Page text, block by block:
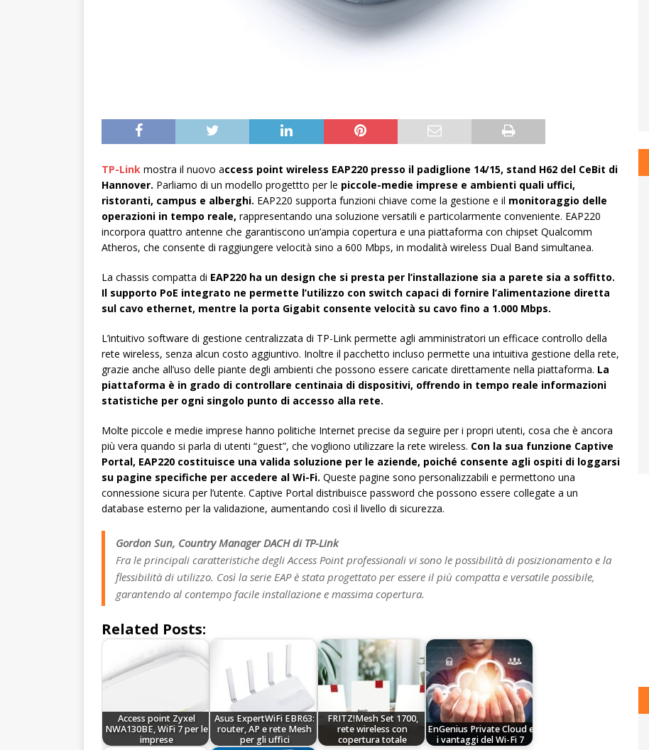
TP-Link mostra il nuovo access point wireless EAP220 presso il padiglione 14/15, stand H62 del CeBit di
Hannover. Parliamo di un modello progettto per le piccole-medie imprese e ambienti quali uffici,
ristoranti, campus e alberghi. EAP220 supporta funzioni chiave come la gestione e il monitoraggio delle
operazioni in tempo reale, rappresentando una soluzione versatili e particolarmente conveniente. EAP220
incorpora quattro antenne che garantiscono un’ampia copertura e una piattaforma con chipset Qualcomm
Atheros, che consente di raggiungere velocità sino a 600 Mbps, in modalità wireless Dual Band simultanea.
La chassis compatta di EAP220 ha un design che si presta per l’installazione sia a parete sia a soffitto.
Il supporto PoE integrato ne permette l’utilizzo con switch capaci di fornire l’alimentazione diretta
sul cavo ethernet, mentre la porta Gigabit consente velocità su cavo fino a 1.000 Mbps.
L’intuitivo software di gestione centralizzata di TP-Link permette agli amministratori un efficace controllo della
rete wireless, senza alcun costo aggiuntivo. Inoltre il pacchetto incluso permette una intuitiva gestione della rete,
grazie anche all’uso delle piante degli ambienti che possono essere caricate direttamente nella piattaforma. La
piattaforma è in grado di controllare centinaia di dispositivi, offrendo in tempo reale informazioni
statistiche per ogni singolo punto di accesso alla rete.
Molte piccole e medie imprese hanno politiche Internet precise da seguire per i propri utenti, cosa che è ancora
più vera quando si parla di utenti “guest”, che vogliono utilizzare la rete wireless. Con la sua funzione Captive
Portal, EAP220 costituisce una valida soluzione per le aziende, poiché consente agli ospiti di loggarsi
su pagine specifiche per accedere al Wi-Fi. Queste pagine sono personalizzabili e permettono una
connessione sicura per l’utente. Captive Portal distribuisce password che possono essere collegate a un
database esterno per la validazione, aumentando così il livello di sicurezza.
Gordon Sun, Country Manager DACH di TP-Link
Fra le principali caratteristiche degli Access Point professionali vi sono le possibilità di posizionamento e la
flessibilità di utilizzo. Così la serie EAP è stata progettato per essere il più compatta e versatile possibile,
garantendo al contempo facile installazione e massima copertura.
Related Posts:
Access point Zyxel
NWA130BE, WiFi 7 per le
imprese
Asus ExpertWiFi EBR63:
router, AP e rete Mesh
per gli uffici
FRITZ!Mesh Set 1700,
rete wireless con
copertura totale
EnGenius Private Cloud e
i vantaggi del Wi-Fi 7